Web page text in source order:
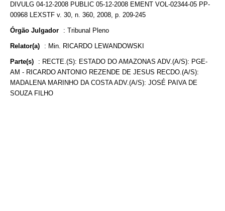
DIVULG 04-12-2008 PUBLIC 05-12-2008 EMENT VOL-02344-05 PP-
00968 LEXSTF v. 30, n. 360, 2008, p. 209-245
Órgão Julgador : Tribunal Pleno
Relator(a) : Min. RICARDO LEWANDOWSKI
Parte(s) : RECTE.(S): ESTADO DO AMAZONAS ADV.(A/S): PGE-
AM - RICARDO ANTONIO REZENDE DE JESUS RECDO.(A/S):
MADALENA MARINHO DA COSTA ADV.(A/S): JOSÉ PAIVA DE
SOUZA FILHO